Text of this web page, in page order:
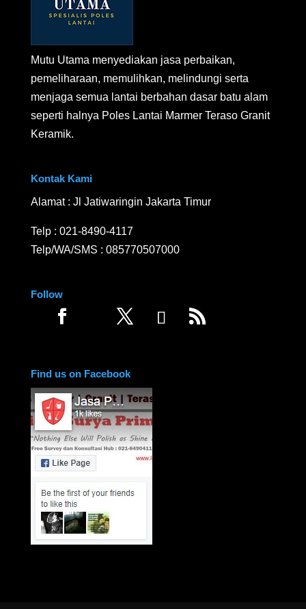
Mutu Utama menyediakan jasa perbaikan,
pemeliharaan, memulihkan, melindungi serta
menjaga semua lantai berbahan dasar batu alam
seperti halnya Poles Lantai Marmer Teraso Granit
Keramik.
Kontak Kami
Alamat : Jl Jatiwaringin Jakarta Timur
Telp : 021-8490-4117
Telp/WA/SMS : 085770507000
Follow
Find us on Facebook